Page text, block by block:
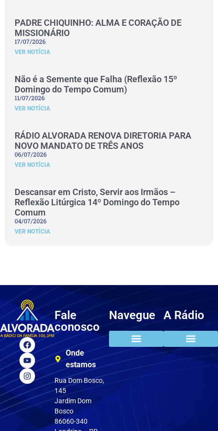
PADRE CHIQUINHO: ALMA E CORAÇÃO DE
MISSIONÁRIO
17/07/2026
VER NOTÍCIA
Não é a Semente que Falha (Reflexão 15º
Domingo do Tempo Comum)
11/07/2026
VER NOTÍCIA
RÁDIO ALVORADA RENOVA DIRETORIA PARA
NOVO MANDATO DE TRÊS ANOS
06/07/2026
VER NOTÍCIA
Descansar em Cristo, Servir aos Irmãos –
Reflexão Litúrgica 14º Domingo do Tempo
Comum
04/07/2026
VER NOTÍCIA
Fale
conosco
Onde
estamos
Rua Dom Bosco,
145
Jardim Dom
Bosco
86060-340
Navegue A Rádio